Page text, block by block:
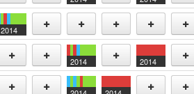
Add Add Add Add
2014
Add Add Add Add Add
Add Add
2014
Add
2014
Add